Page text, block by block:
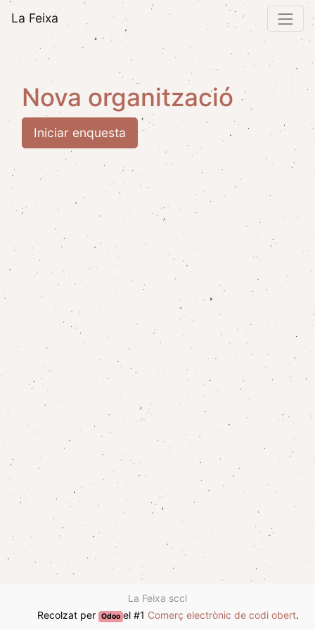
La Feixa
Nova organització
Iniciar enquesta
La Feixa sccl
Recolzat per
Odoo el #1 Comerç electrònic de codi obert.